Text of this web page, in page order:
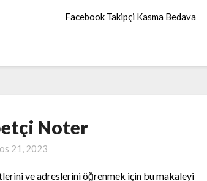
Facebook Takipçi Kasma Bedava
Noter
21, 2023
ve adreslerini öğrenmek için bu makaleyi